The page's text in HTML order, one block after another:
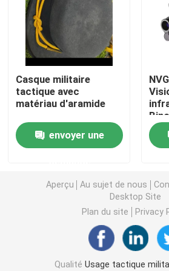
Casque ballistique tactique
Plats ballistiques militaires
Équipement à l'épreuve des
Sac à dos tactique militaire
Vitesse extérieure tactique
Bottes tactiques de combat
Gilet tactique de combat
Casque militaire
tactique avec
matériau d'aramide
envoyer une
Aperçu Au sujet de nous
Desktop Site
Plan du site
Privacy
QualitéUsage tactique